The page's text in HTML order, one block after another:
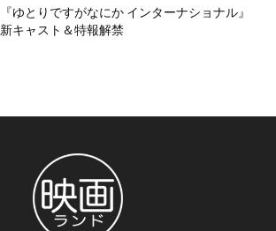
『ゆとりですがなにか インターナショナル』
新キャスト＆特報解禁